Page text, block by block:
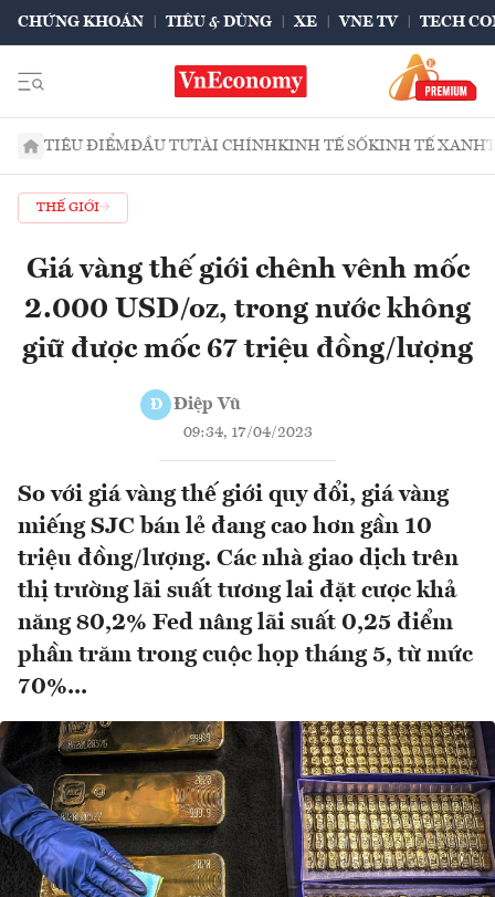
CHỨNG KHOÁN TIÊU & DÙNG XE VNE TV TECH
TIÊU ĐIỂMĐẦU TƯTÀI CHÍNHKINH TẾ SỐKINH TẾ XANH
THẾ GIỚI
Giá vàng thế giới chênh vênh mốc
2.000 USD/oz, trong nước không
giữ được mốc 67 triệu đồng/lượng
Đ Điệp Vũ
09:34, 17/04/2023
So với giá vàng thế giới quy đổi, giá vàng
miếng SJC bán lẻ đang cao hơn gần 10
triệu đồng/lượng. Các nhà giao dịch trên
thị trường lãi suất tương lai đặt cược khả
năng 80,2% Fed nâng lãi suất 0,25 điểm
phần trăm trong cuộc họp tháng 5, từ mức
70%...